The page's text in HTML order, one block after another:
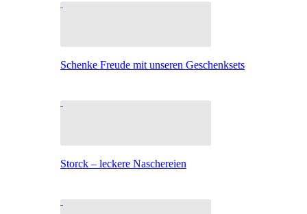
Schenke Freude mit unseren Geschenksets
Storck – leckere Naschereien